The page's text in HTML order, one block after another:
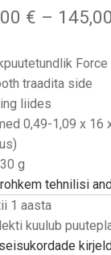
€ – 145,00
traadita side
liides
0,49-1,09 x 16
g
tehnilisi
1 aasta
kuulub